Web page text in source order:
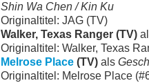
Shin Wa Chen / Kin Ku
Originaltitel: JAG (TV)
Walker, Texas Ranger (TV)
Originaltitel: Walker, Texas
Melrose Place (TV) als
Originaltitel: Melrose Place